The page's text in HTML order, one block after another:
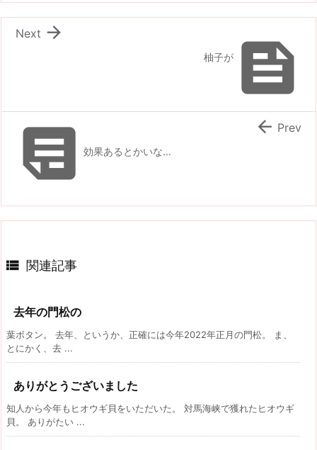

柚子が

Next
効果あるとかいな...
 Prev
 関連記事
去年の門松の
葉ボタン。 去年、というか、正確には今年2022年正月の門松。 ま、
とにかく、去 ...
ありがとうございました
知人から今年もヒオウギ貝をいただいた。 対馬海峡で獲れたヒオウギ
貝。 ありがたい ...